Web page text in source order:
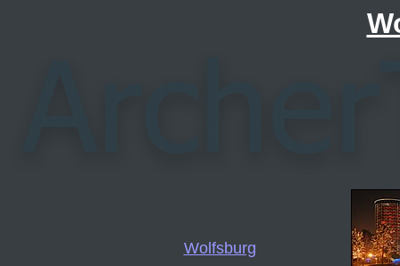
Wolfsburg